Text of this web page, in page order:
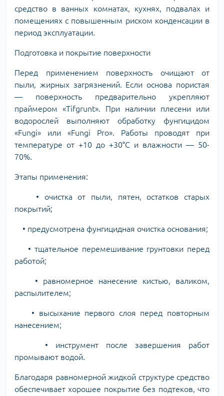
средство в ванных комнатах, кухнях, подвалах и
помещениях с повышенным риском конденсации в
период эксплуатации.
Подготовка и покрытие поверхности
Перед применением поверхность очищают от
пыли, жирных загрязнений. Если основа пористая
— поверхность предварительно укрепляют
праймером «Tifgrunt». При наличии плесени или
водорослей выполняют обработку фунгицидом
«Fungi» или «Fungi Pro». Работы проводят при
температуре от +10 до +30°C и влажности — 50-
70%.
Этапы применения:
• очистка от пыли, пятен, остатков старых
покрытий;
• предусмотрена фунгицидная очистка основания;
• тщательное перемешивание грунтовки перед
работой;
• равномерное нанесение кистью, валиком,
распылителем;
• высыхание первого слоя перед повторным
нанесением;
• инструмент после завершения работ
промывают водой.
Благодаря равномерной жидкой структуре средство
обеспечивает хорошее покрытие без подтеков, что